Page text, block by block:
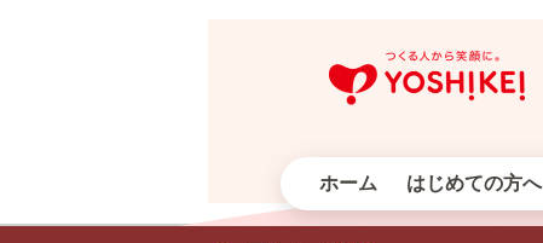
ホーム はじめての方へ